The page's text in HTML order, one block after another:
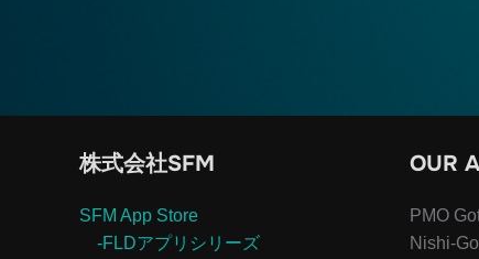
株式会社SFM
SFM App Store
-FLDアプリシリーズ
OUR
PMO
Nishi-